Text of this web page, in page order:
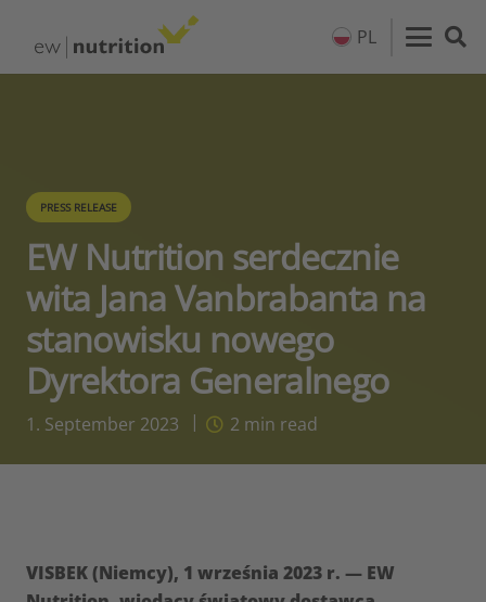
PL
PRESS RELEASE
EW Nutrition serdecznie
wita Jana Vanbrabanta na
stanowisku nowego
Dyrektora Generalnego
1. September 2023 2 min read
VISBEK (Niemcy), 1 września 2023 r. — EW